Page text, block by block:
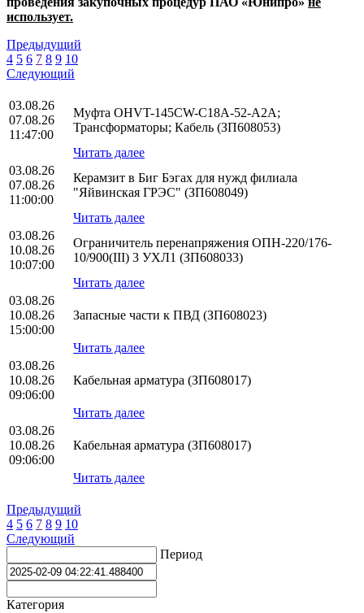
использует.
Предыдущий
4 5 6 7 8 9 10
Следующий
03.08.26
07.08.26
11:47:00
Муфта OHVT-145CW-C18A-52-A2A;
Трансформаторы; Кабель (ЗП608053)
Читать далее
03.08.26
07.08.26
11:00:00
Керамзит в Биг Бэгах для нужд филиала
"Яйвинская ГРЭС" (ЗП608049)
Читать далее
03.08.26
10.08.26
10:07:00
Ограничитель перенапряжения ОПН-220/176-
10/900(III) 3 УХЛ1 (ЗП608033)
Читать далее
03.08.26
10.08.26
15:00:00
Запасные части к ПВД (ЗП608023)
Читать далее
03.08.26
10.08.26
09:06:00
Кабельная арматура (ЗП608017)
Читать далее
03.08.26
10.08.26
09:06:00
Кабельная арматура (ЗП608017)
Читать далее
Предыдущий
4 5 6 7 8 9 10
Следующий
Период
Категория